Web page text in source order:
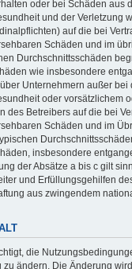
oder bei Schäden aus
und der Verletzung
auf die bei
Schäden und im
Durchschnittsschäden
wie insbesondere
Unternehmern außer bei
oder vorsätzlichem
des Betreibers auf die bei
Schäden und im
insbesondere
der Absätze a bis c gilt
und Erfüllungsgehilfen
aus zwingendem
die
zu ändern. Die Änderung